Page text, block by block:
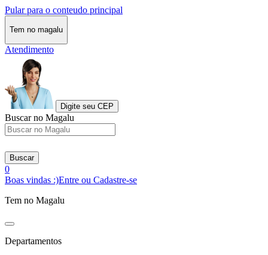
Pular para o conteudo principal
Tem no magalu
Atendimento
Digite seu CEP
Buscar no Magalu
Buscar
0
Boas vindas :)Entre ou Cadastre-se
Tem no Magalu
Departamentos